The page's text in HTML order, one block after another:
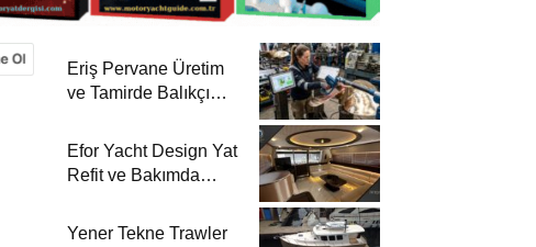
Eriş Pervane Üretim
ve Tamirde Balıkçı
Efor Yacht Design Yat
Refit ve Bakımda
Yener Tekne Trawler